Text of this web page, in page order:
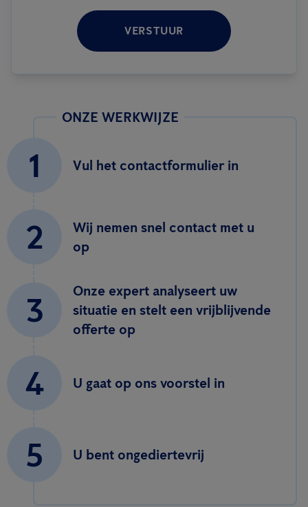
VERSTUUR
ONZE WERKWIJZE
1 Vul het contactformulier in
2
Wij nemen snel contact met u
op
3
Onze expert analyseert uw
situatie en stelt een vrijblijvende
offerte op
4 U gaat op ons voorstel in
5 U bent ongediertevrij